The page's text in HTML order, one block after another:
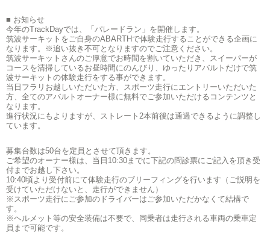
■ お知らせ
今年のTrackDayでは、「パレードラン」を開催します。
筑波サーキットをご自身のABARTHで体験走行することができる企画に
なります。※追い抜き不可となりますのでご注意ください。
筑波サーキットさんのご厚意でお時間を割いていただき、スイーパーが
コースを清掃しているお昼時間にのんびり、ゆったりアバルトだけで筑
波サーキットの体験走行をする事ができます。
当日フラリお越しいただいた方、スポーツ走行にエントリーいただいた
方、全てのアバルトオーナー様に無料でご参加いただけるコンテンツと
なります。
進行状況にもよりますが、ストレート2本前後は通過できるように調整し
ています。
募集台数は50台を定員とさせて頂きます。
ご希望のオーナー様は、当日10:30までに下記の問診票にご記入を頂き受
付までお越し下さい。
10:40頃より受付前にて体験走行のブリーフィングを行います（ご説明を
受けていただけないと、走行ができません）
※スポーツ走行にご参加のドライバーはご参加いただかなくて結構で
す。
※ヘルメット等の安全装備は不要で、同乗者は走行される車両の乗車定
員まで可能です。